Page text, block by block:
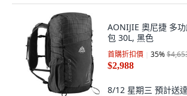
AONIJIE 奧尼捷 多
包 30L, 黑色
首購折扣價 35%
$2,988
8/12 星期三 預計送達